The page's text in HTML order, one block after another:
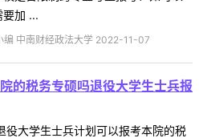
要加 ...
编 中南财经政法大学 2022-11-07
的税务专硕吗退役大学生士兵报
役大学生士兵计划可以报考本院的税